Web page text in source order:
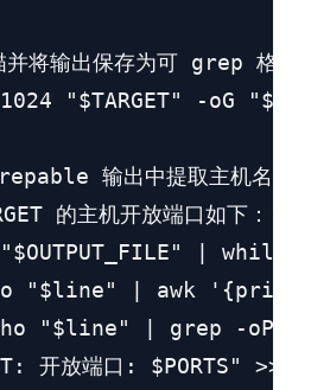
将输出保存为可 grep 格式
"$TARGET" -oG
输出中提取主机名、
的主机开放端口如下
|
"$line" | awk '{print
"$line" | grep -oP
开放端口: $PORTS" >>